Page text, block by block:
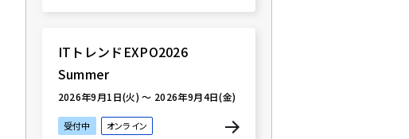
ITトレンドEXPO2026
Summer
2026年9月1日(火) ～ 2026年9月4日(金)
受付中 オンライン